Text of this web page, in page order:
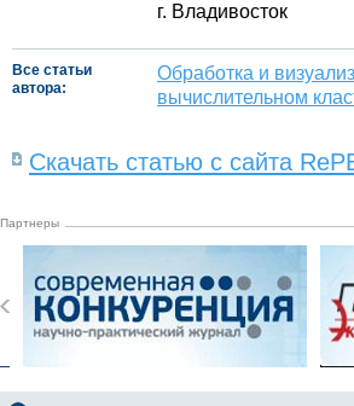
г. Владивосток
Все статьи
автора:
Обработка и
вычислительном
Скачать статью с сайта
Партнеры